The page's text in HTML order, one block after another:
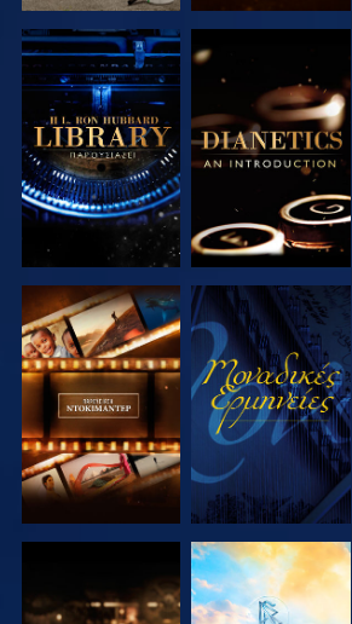
ΕΞΕΡΕΥΝΗΣΤΕ
ΤΗ ΣΕΙΡΑ
ΕΞΕΡΕΥΝΗΣΤΕ
ΤΗ ΣΕΙΡΑ
ΕΞΕΡΕΥΝΗΣΤΕ
ΤΗ ΣΕΙΡΑ
ΠΑΡΑΚΟΛΟΥΘΗΣΤΕ
ΕΞΕΡΕΥΝΗΣΤΕ
ΕΞΕΡΕΥΝΗΣΤΕ